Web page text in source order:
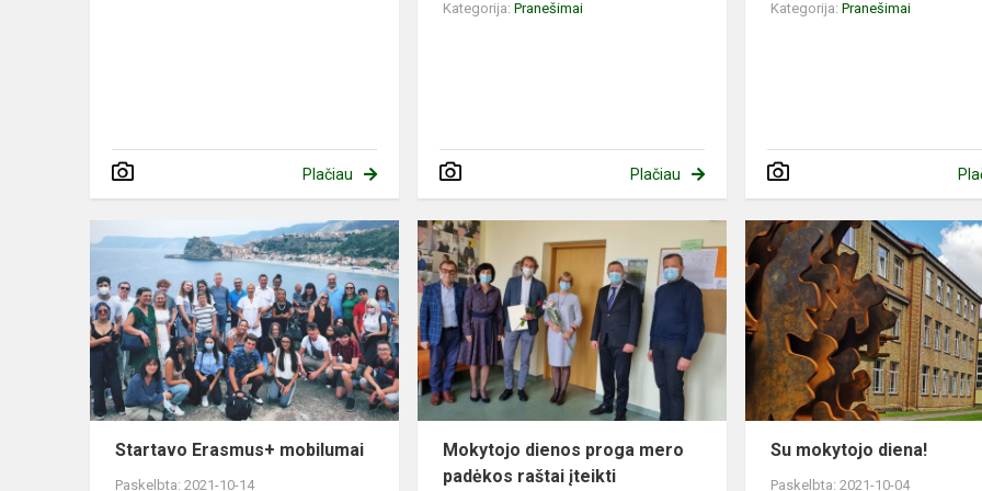
Plačiau
Kategorija:Pranešimai
Plačiau
Kategorija:Pranešimai
Startavo Erasmus+ mobilumai
Paskelbta: 2021-10-14
Mokytojo dienos proga mero
padėkos raštai įteikti
Su mokytojo diena!
Paskelbta: 2021-10-04